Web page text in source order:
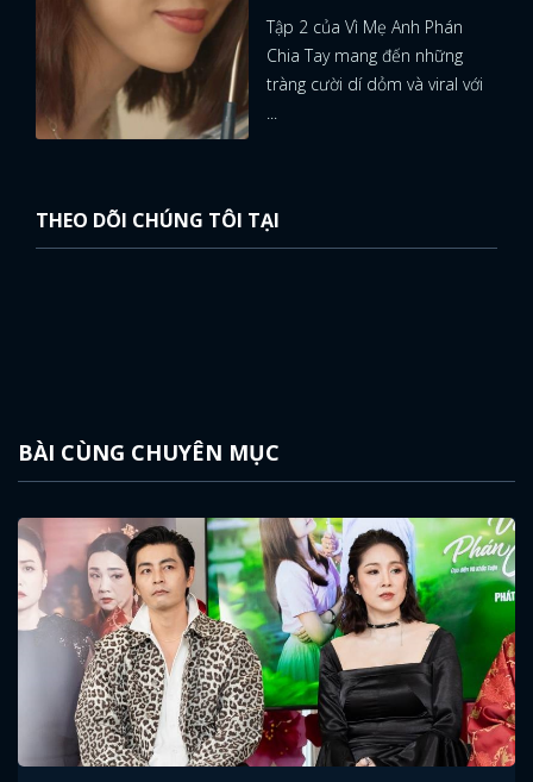
Tập 2 của Vì Mẹ Anh Phán
Chia Tay mang đến những
tràng cười dí dỏm và viral với
...
THEO DÕI CHÚNG TÔI TẠI
BÀI CÙNG CHUYÊN MỤC